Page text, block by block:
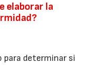
elaborar la
determinar si